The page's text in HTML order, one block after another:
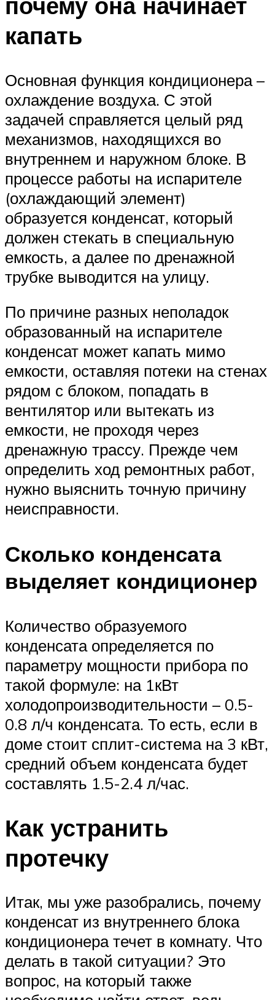
капать
Основная функция кондиционера –
охлаждение воздуха. С этой
задачей справляется целый ряд
механизмов, находящихся во
внутреннем и наружном блоке. В
процессе работы на испарителе
(охлаждающий элемент)
образуется конденсат, который
должен стекать в специальную
емкость, а далее по дренажной
трубке выводится на улицу.
По причине разных неполадок
образованный на испарителе
конденсат может капать мимо
емкости, оставляя потеки на стенах
рядом с блоком, попадать в
вентилятор или вытекать из
емкости, не проходя через
дренажную трассу. Прежде чем
определить ход ремонтных работ,
нужно выяснить точную причину
неисправности.
Сколько конденсата
выделяет кондиционер
Количество образуемого
конденсата определяется по
параметру мощности прибора по
такой формуле: на 1кВт
холодопроизводительности – 0.5-
0.8 л/ч конденсата. То есть, если в
доме стоит сплит-система на 3 кВт,
средний объем конденсата будет
составлять 1.5-2.4 л/час.
Как устранить
протечку
Итак, мы уже разобрались, почему
конденсат из внутреннего блока
кондиционера течет в комнату. Что
делать в такой ситуации? Это
вопрос, на который также